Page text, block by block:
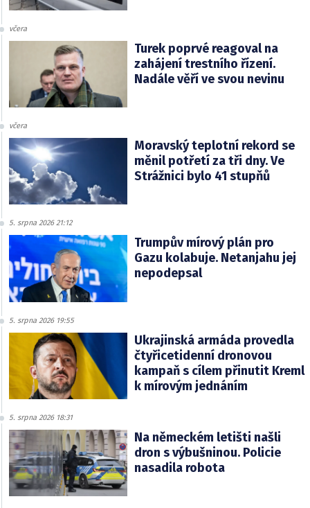
včera
Turek poprvé reagoval na
zahájení trestního řízení.
Nadále věří ve svou nevinu
včera
Moravský teplotní rekord se
měnil potřetí za tři dny. Ve
Strážnici bylo 41 stupňů
5. srpna 2026 21:12
Trumpův mírový plán pro
Gazu kolabuje. Netanjahu jej
nepodepsal
5. srpna 2026 19:55
Ukrajinská armáda provedla
čtyřicetidenní dronovou
kampaň s cílem přinutit Kreml
k mírovým jednáním
5. srpna 2026 18:31
Na německém letišti našli
dron s výbušninou. Policie
nasadila robota